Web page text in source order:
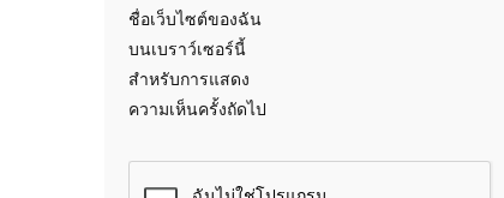
ชื่อเว็บไซต์ของฉัน
บนเบราว์เซอร์นี้
สำหรับการแสดง
ความเห็นครั้งถัดไป